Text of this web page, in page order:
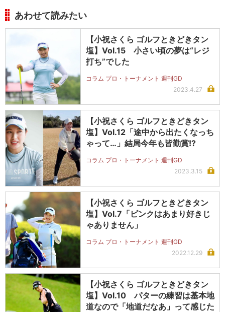
あわせて読みたい
【小祝さくら ゴルフときどきタン
塩】Vol.15 小さい頃の夢は“レジ
打ち”でした
コラム プロ・トーナメント 週刊GD
2023.4.27
【小祝さくら ゴルフときどきタン
塩】Vol.12「途中から出たくなっち
ゃって…」結局今年も皆勤賞!?
コラム プロ・トーナメント 週刊GD
2023.3.15
【小祝さくら ゴルフときどきタン
塩】Vol.7「ピンクはあまり好きじ
ゃありません」
コラム プロ・トーナメント 週刊GD
2022.12.29
【小祝さくら ゴルフときどきタン
塩】Vol.10 パターの練習は基本地
道なので「地道だなあ」って感じた